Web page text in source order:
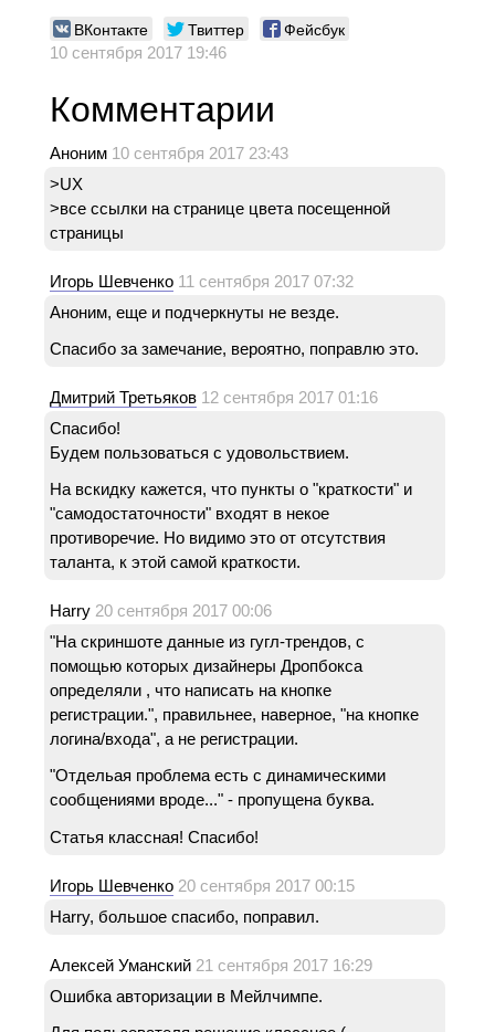
ВКонтакте Твиттер Фейсбук
10 сентября 2017 19:46
Комментарии
Аноним 10 сентября 2017 23:43
>UX
>все ссылки на странице цвета посещенной
страницы
Игорь Шевченко 11 сентября 2017 07:32
Аноним, еще и подчеркнуты не везде.
Спасибо за замечание, вероятно, поправлю это.
Дмитрий Третьяков 12 сентября 2017 01:16
Спасибо!
Будем пользоваться с удовольствием.
На вскидку кажется, что пункты о "краткости" и
"самодостаточности" входят в некое
противоречие. Но видимо это от отсутствия
таланта, к этой самой краткости.
Harry 20 сентября 2017 00:06
"На скриншоте данные из гугл-трендов, с
помощью которых дизайнеры Дропбокса
определяли , что написать на кнопке
регистрации.", правильнее, наверное, "на кнопке
логина/входа", а не регистрации.
"Отдельая проблема есть с динамическими
сообщениями вроде..." - пропущена буква.
Статья классная! Спасибо!
Игорь Шевченко 20 сентября 2017 00:15
Harry, большое спасибо, поправил.
Алексей Уманский 21 сентября 2017 16:29
Ошибка авторизации в Мейлчимпе.